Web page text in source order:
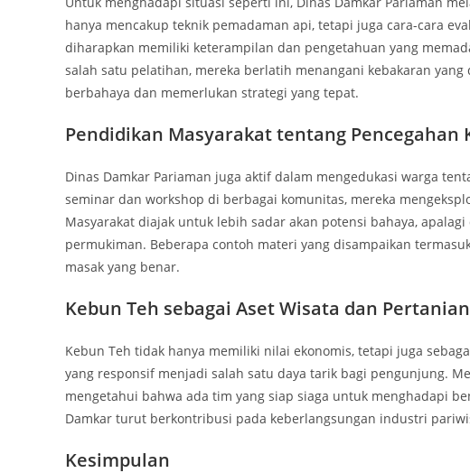
hanya mencakup teknik pemadaman api, tetapi juga cara-cara
diharapkan memiliki keterampilan dan pengetahuan yang
salah satu pelatihan, mereka berlatih menangani kebakaran
berbahaya dan memerlukan strategi yang tepat.
Pendidikan Masyarakat tentang Pencegahan
Dinas Damkar Pariaman juga aktif dalam mengedukasi warga
seminar dan workshop di berbagai komunitas, mereka
Masyarakat diajak untuk lebih sadar akan potensi bahaya,
permukiman. Beberapa contoh materi yang disampaikan
masak yang benar.
Kebun Teh sebagai Aset Wisata dan Pertanian
Kebun Teh tidak hanya memiliki nilai ekonomis, tetapi juga
yang responsif menjadi salah satu daya tarik bagi pengunjung.
mengetahui bahwa ada tim yang siap siaga untuk menghadapi
Damkar turut berkontribusi pada keberlangsungan industri
Kesimpulan